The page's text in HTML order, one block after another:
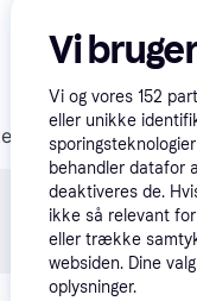
Specifikationer
Vi
Vi og vores 152
eller unikke
behandler datafor
deaktiveres de.
ikke så relevant
eller trække
websiden. Dine
oplysninger.